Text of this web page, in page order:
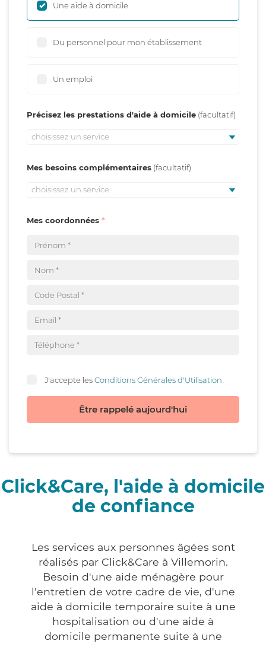
Une aide à domicile
Du personnel pour mon établissement
Un emploi
Précisez les prestations d'aide à domicile
choisissez un service
Mes besoins complémentaires
choisissez un service
Mes coordonnées
J'accepte lesConditions Générales d'Utilisation
Être rappelé aujourd'hui
Click&Care, l'aide à domicile
de confiance
Les services aux personnes âgées sont
réalisés par Click&Care à Villemorin.
Besoin d'une aide ménagère pour
l'entretien de votre cadre de vie, d'une
aide à domicile temporaire suite à une
hospitalisation ou d'une aide à
domicile permanente suite à une